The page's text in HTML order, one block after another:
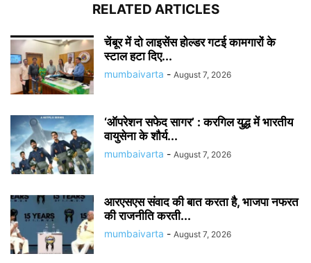
RELATED ARTICLES
चेंबूर में दो लाइसेंस होल्डर गटई कामगारों के
स्टाल हटा दिए...
mumbaivarta - August 7, 2026
‘ऑपरेशन सफेद सागर’ : करगिल युद्ध में भारतीय
वायुसेना के शौर्य...
mumbaivarta - August 7, 2026
आरएसएस संवाद की बात करता है, भाजपा नफरत
की राजनीति करती...
mumbaivarta - August 7, 2026